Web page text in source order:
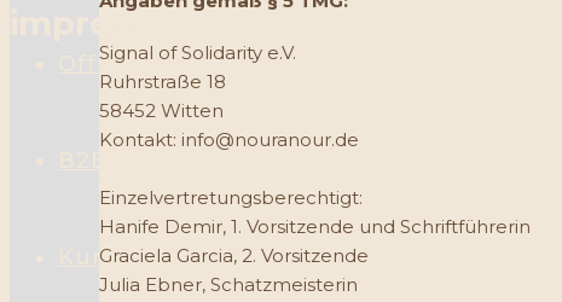
Öffnungszeiten
Kurse
impressum
Signal of Solidarity e.V.
Ruhrstraße 18
58452 Witten
Kontakt: info@nouranour.de
Einzelvertretungsberechtigt:
Hanife Demir, 1. Vorsitzende und Schriftführerin
Graciela Garcia, 2. Vorsitzende
Julia Ebner, Schatzmeisterin